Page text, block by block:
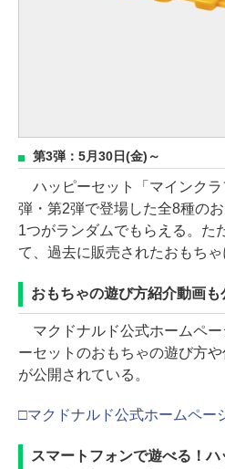
第3弾：5月30日(金)～
ハッピーセット「マインクラ
弾・第2弾で登場した全8種の
1つがランダムでもらえる。た
て、過去に販売されたおもちゃ
おもちゃの遊び方紹介動画も
マクドナルド公式ホームペ
ーセットのおもちゃの遊び方
が公開されている。
□マクドナルド公式ホームペー
スマートフォンで遊べる！